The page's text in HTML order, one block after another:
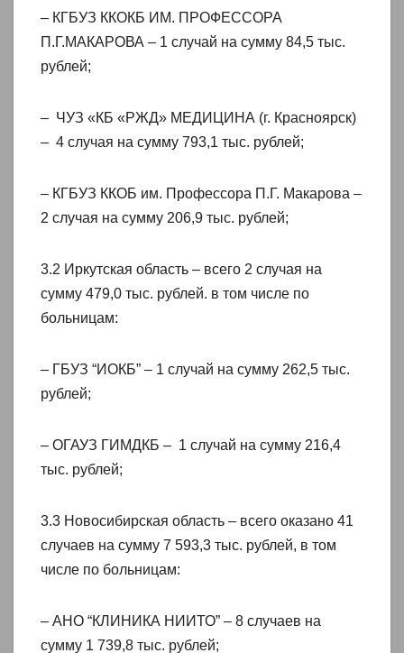
– КГБУЗ ККОКБ ИМ. ПРОФЕССОРА
П.Г.МАКАРОВА – 1 случай на сумму 84,5 тыс.
рублей;
– ЧУЗ «КБ «РЖД» МЕДИЦИНА (г. Красноярск)
– 4 случая на сумму 793,1 тыс. рублей;
– КГБУЗ ККОБ им. Профессора П.Г. Макарова –
2 случая на сумму 206,9 тыс. рублей;
3.2 Иркутская область – всего 2 случая на
сумму 479,0 тыс. рублей. в том числе по
больницам:
– ГБУЗ “ИОКБ” – 1 случай на сумму 262,5 тыс.
рублей;
– ОГАУЗ ГИМДКБ – 1 случай на сумму 216,4
тыс. рублей;
3.3 Новосибирская область – всего оказано 41
случаев на сумму 7 593,3 тыс. рублей, в том
числе по больницам:
– АНО “КЛИНИКА НИИТО” – 8 случаев на
сумму 1 739,8 тыс. рублей;